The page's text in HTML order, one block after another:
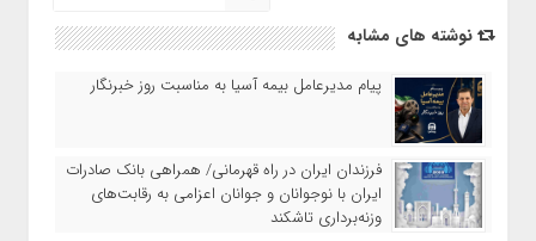
نوشته های مشابه
پیام مدیرعامل بیمه آسیا به مناسبت روز خبرنگار
​فرزندان ایران در راه قهرمانی/ همراهی بانک صادرات
ایران با نوجوانان و جوانان اعزامی به رقابت‌های
وزنه‌برداری تاشکند